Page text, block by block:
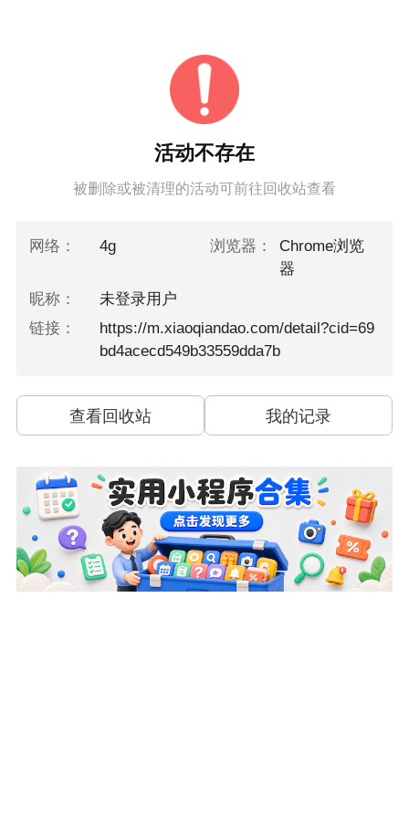
活动不存在
被删除或被清理的活动可前往回收站查看
网络： 4g 浏览器：
Chrome浏览
器
昵称：
未登录用户
链接：
https://m.xiaoqiandao.com/detail?cid=69
bd4acecd549b33559dda7b
查看回收站 我的记录